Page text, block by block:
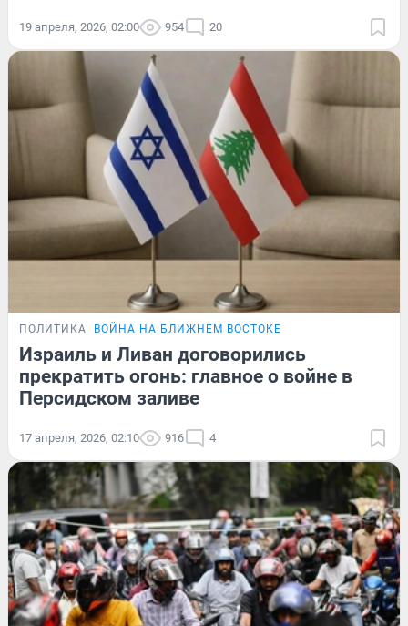
19 апреля, 2026, 02:00 954 20
ПОЛИТИКА ВОЙНА НА БЛИЖНЕМ ВОСТОКЕ
Израиль и Ливан договорились
прекратить огонь: главное о войне в
Персидском заливе
17 апреля, 2026, 02:10 916 4